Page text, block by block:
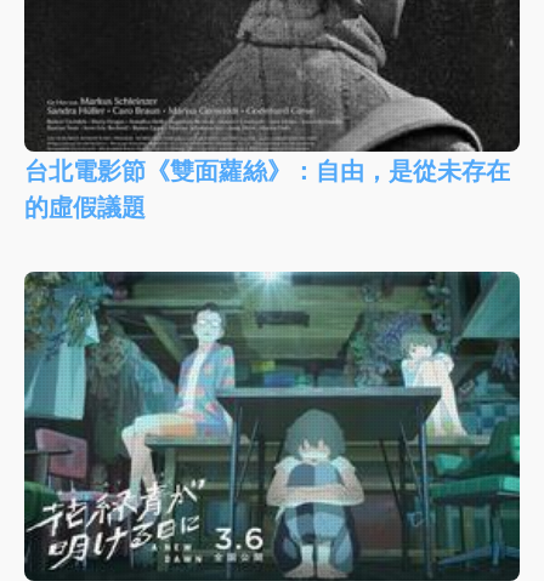
台北電影節《雙面蘿絲》：自由，是從未存在
的虛假議題